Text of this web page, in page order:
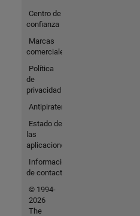
Centro de
confianza
Marcas
comerciales
Política
de
privacidad
Antipiratería
Estado de
las
aplicaciones
Información
de contacto
© 1994-
2026
The